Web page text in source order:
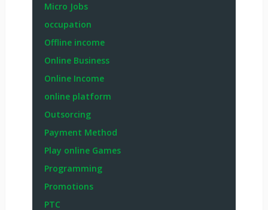
Micro Jobs
occupation
Offline income
Online Business
Online Income
online platform
Outsorcing
Payment Method
Play online Games
Programming
Promotions
PTC